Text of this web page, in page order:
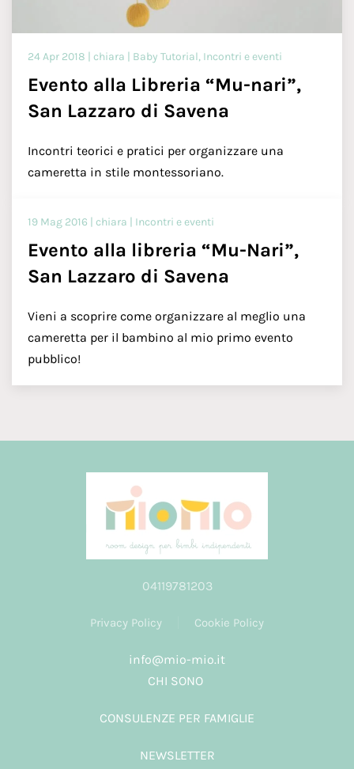
24 Apr 2018 | chiara | Baby Tutorial, Incontri e eventi
Evento alla Libreria “Mu-nari”,
San Lazzaro di Savena
Incontri teorici e pratici per organizzare una
cameretta in stile montessoriano.
19 Mag 2016 | chiara | Incontri e eventi
Evento alla libreria “Mu-Nari”,
San Lazzaro di Savena
Vieni a scoprire come organizzare al meglio una
cameretta per il bambino al mio primo evento
pubblico!
04119781203
Privacy Policy Cookie Policy
info@mio-mio.it
CHI SONO
CONSULENZE PER FAMIGLIE
NEWSLETTER